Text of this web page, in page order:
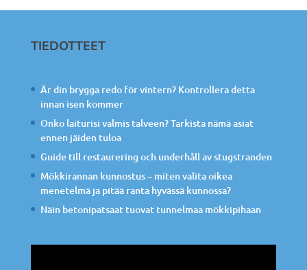
TIEDOTTEET
Är din brygga redo för vintern? Kontrollera detta
innan isen kommer
Onko laiturisi valmis talveen? Tarkista nämä asiat
ennen jäiden tuloa
Guide till restaurering och underhåll av stugstranden
Mökkirannan kunnostus – miten valita oikea
menetelmä ja pitää ranta hyvässä kunnossa?
Näin betonipatsaat tuovat tunnelmaa mökkipihaan